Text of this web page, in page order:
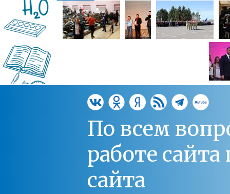
По всем
работе
сайта